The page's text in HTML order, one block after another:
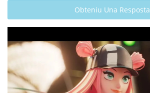
Obteniu Una Resposta